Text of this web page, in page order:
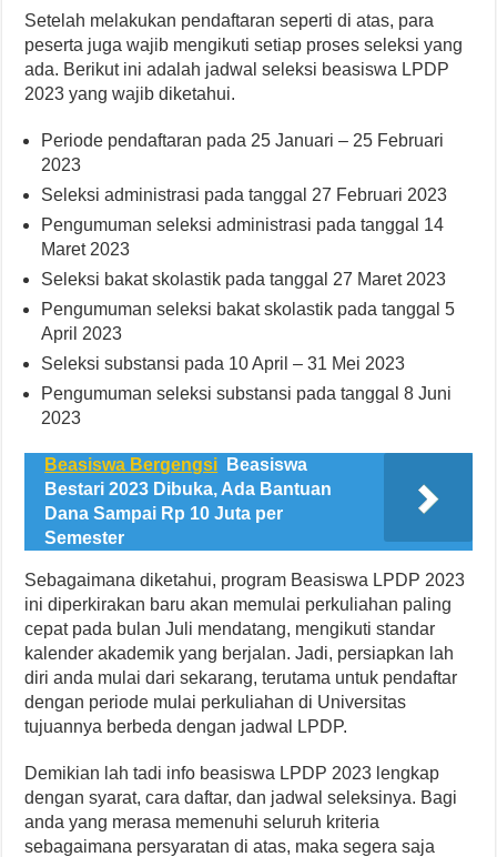
Setelah melakukan pendaftaran seperti di atas, para
peserta juga wajib mengikuti setiap proses seleksi yang
ada. Berikut ini adalah jadwal seleksi beasiswa LPDP
2023 yang wajib diketahui.
Periode pendaftaran pada 25 Januari – 25 Februari
2023
Seleksi administrasi pada tanggal 27 Februari 2023
Pengumuman seleksi administrasi pada tanggal 14
Maret 2023
Seleksi bakat skolastik pada tanggal 27 Maret 2023
Pengumuman seleksi bakat skolastik pada tanggal 5
April 2023
Seleksi substansi pada 10 April – 31 Mei 2023
Pengumuman seleksi substansi pada tanggal 8 Juni
2023
Beasiswa Bergengsi
Beasiswa
Bestari 2023 Dibuka, Ada Bantuan
Dana Sampai Rp 10 Juta per
Semester
Sebagaimana diketahui, program Beasiswa LPDP 2023
ini diperkirakan baru akan memulai perkuliahan paling
cepat pada bulan Juli mendatang, mengikuti standar
kalender akademik yang berjalan. Jadi, persiapkan lah
diri anda mulai dari sekarang, terutama untuk pendaftar
dengan periode mulai perkuliahan di Universitas
tujuannya berbeda dengan jadwal LPDP.
Demikian lah tadi info beasiswa LPDP 2023 lengkap
dengan syarat, cara daftar, dan jadwal seleksinya. Bagi
anda yang merasa memenuhi seluruh kriteria
sebagaimana persyaratan di atas, maka segera saja